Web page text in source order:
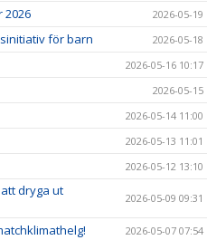
2026 2026-05-19
för barn 2026-05-18
2026-05-16 10:17
2026-05-15
2026-05-14 11:00
2026-05-13 11:01
2026-05-12 13:10
dryga ut
2026-05-09 09:31
2026-05-07 07:54